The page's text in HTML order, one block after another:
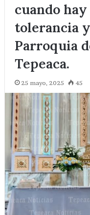
cuando
tolerancia
Parroquia
Tepeaca.
25 mayo, 2025 45